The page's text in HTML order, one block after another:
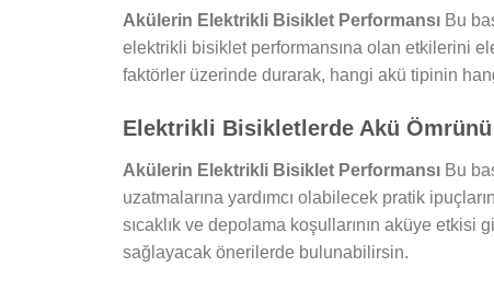
Akülerin Elektrikli Bisiklet Performansı Bu
elektrikli bisiklet performansına olan etkilerini
faktörler üzerinde durarak, hangi akü tipinin
Elektrikli Bisikletlerde Akü Ömrünü
Akülerin Elektrikli Bisiklet Performansı Bu
uzatmalarına yardımcı olabilecek pratik
sıcaklık ve depolama koşullarının aküye etkisi
sağlayacak önerilerde bulunabilirsin.